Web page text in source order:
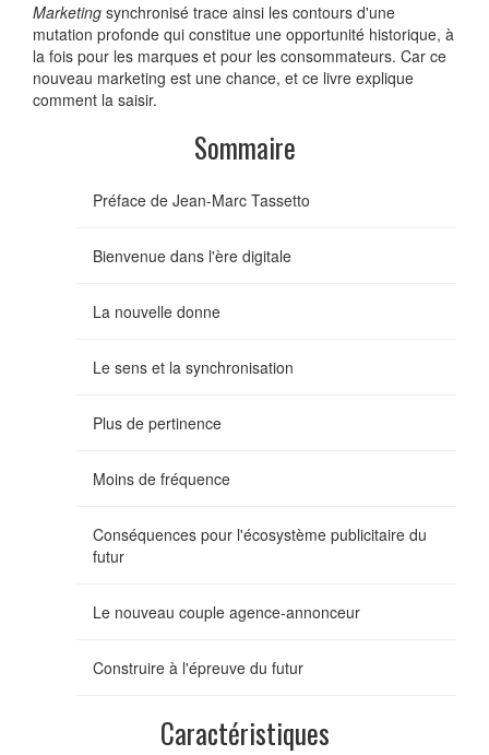
Marketing synchronisé trace ainsi les contours d'une
mutation profonde qui constitue une opportunité historique, à
la fois pour les marques et pour les consommateurs. Car ce
nouveau marketing est une chance, et ce livre explique
comment la saisir.
Sommaire
Préface de Jean-Marc Tassetto
Bienvenue dans l'ère digitale
La nouvelle donne
Le sens et la synchronisation
Plus de pertinence
Moins de fréquence
Conséquences pour l'écosystème publicitaire du
futur
Le nouveau couple agence-annonceur
Construire à l'épreuve du futur
Caractéristiques